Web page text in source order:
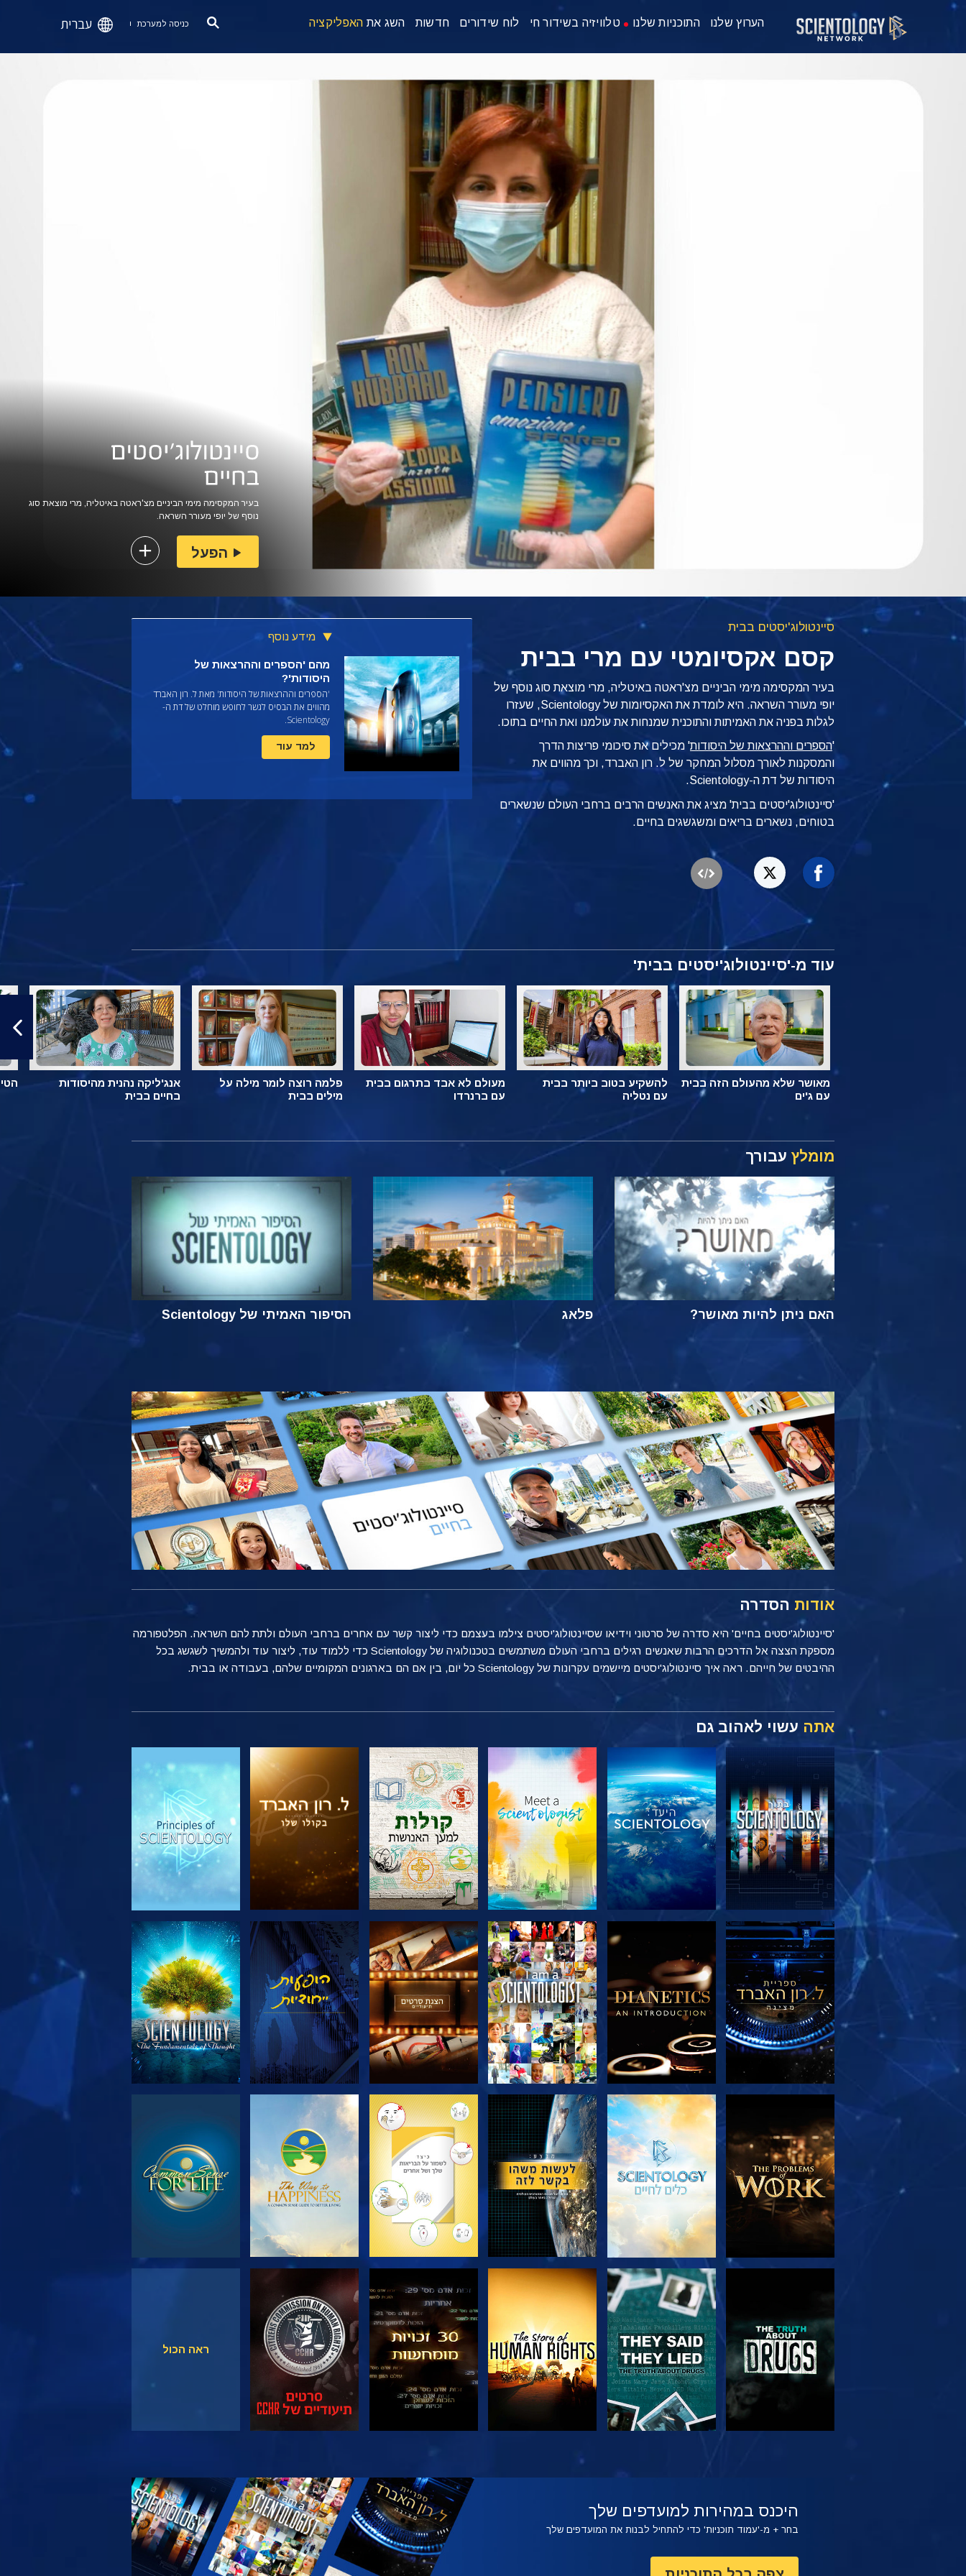
הערוץ שלנו התוכניות שלנו טלוויזיה בשידור חי לוח שידורים חדשות השג את האפליקציה כניסה למערכת עברית
בעיר המקסימה מימי הביניים מצ'ראטה באיטליה, מרי מוצאת סוג
נוסף של יופי מעורר השראה.
הפעל
סיינטולוג'יסטים בבית
קסם אקסיומטי עם מרי בבית
בעיר המקסימה מימי הביניים מצ'ראטה באיטליה, מרי מוצאת סוג נוסף של
יופי מעורר השראה. היא לומדת את האקסיומות של Scientology, שעזרו
לגלות בפניה את האמיתות והתוכנית שמנחות את עולמנו ואת החיים בתוכו.
'הספרים וההרצאות של היסודות' מכילים את סיכומי פריצות הדרך
והמסקנות לאורך מסלול המחקר של ל. רון האברד, וכך מהווים את
היסודות של דת ה-Scientology.
'סיינטולוג'יסטים בבית' מציג את האנשים הרבים ברחבי העולם שנשארים
בטוחים, נשארים בריאים ומשגשגים בחיים.
מידע נוסף
מהם 'הספרים וההרצאות של
היסודות'?
'הספרים וההרצאות של היסודות' מאת ל. רון האברד
מהווים את הבסיס לגשר לחופש מוחלט של דת ה-
Scientology.
למד עוד
עוד מ-'סיינטולוג'יסטים בבית'
מאושר שלא מהעולם הזה בבית
עם ג'ים
להשקיע בטוב ביותר בבית
עם נטליה
מעולם לא אבד בתרגום בבית
עם ברנרדו
פלמה רוצה לומר מילה על
מילים בבית
אנג'ליקה נהנית מהיסודות
בחיים בבית
מומלץעבורך
האם ניתן להיות מאושר? פלאג הסיפור האמיתי של Scientology
אודות הסדרה
'סיינטולוג'יסטים בחיים' היא סדרה של סרטוני וידיאו שסיינטולוג'יסטים צילמו בעצמם כדי ליצור קשר עם אחרים ברחבי העולם ולתת להם השראה. הפלטפורמה
מספקת הצצה אל הדרכים הרבות שאנשים רגילים ברחבי העולם משתמשים בטכנולוגיה של Scientology כדי ללמוד עוד, ליצור עוד ולהמשיך לשגשג בכל
ההיבטים של חייהם. ראה איך סיינטולוג'יסטים מיישמים עקרונות של Scientology כל יום, בין אם הם בארגונים המקומיים שלהם, בעבודה או בבית.
אתה עשוי לאהוב גם
בדוק את הסדרה בדוק את הסדרה בדוק את הסדרה בדוק את הסדרה בדוק את הסדרה צפה
בדוק את הסדרה צפה בדוק את הסדרה בדוק את הסדרה בדוק את הסדרה
צפה צפה צפה
צפה בדוק את הסדרה
ראה הכול
היכנס במהירות למועדפים שלך
בחר + מ-'עמוד תוכניות' כדי להתחיל לבנות את המועדפים שלך